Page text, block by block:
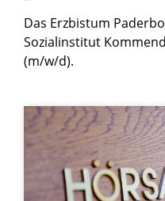
Das Erzbistum
Sozialinstitut
(m/w/d).